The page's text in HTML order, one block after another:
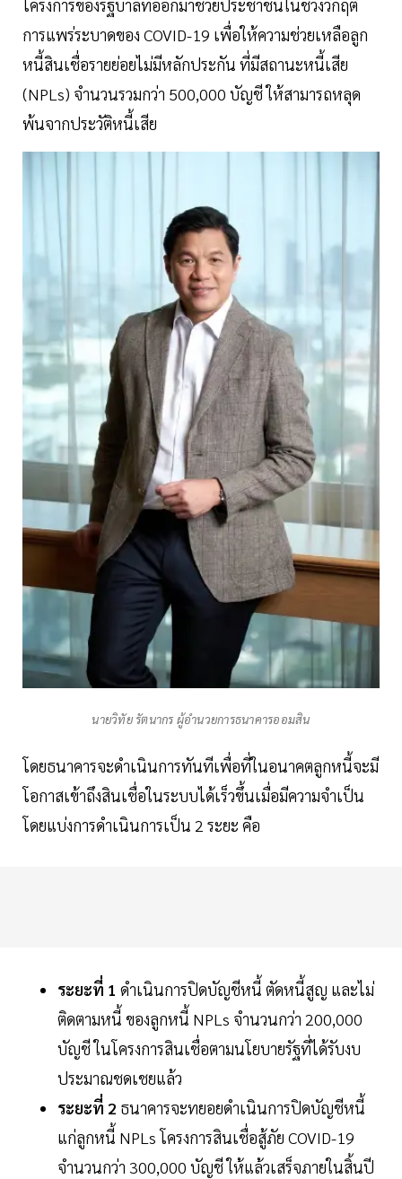
โครงการของรัฐบาลที่ออกมาช่วยประชาชนในช่วงวิกฤติ
การแพร่ระบาดของ COVID-19 เพื่อให้ความช่วยเหลือลูก
หนี้สินเชื่อรายย่อยไม่มีหลักประกัน ที่มีสถานะหนี้เสีย
(NPLs) จำนวนรวมกว่า 500,000 บัญชี ให้สามารถหลุด
พ้นจากประวัติหนี้เสีย
นายวิทัย รัตนากร ผู้อำนวยการธนาคารออมสิน
โดยธนาคารจะดำเนินการทันทีเพื่อที่ในอนาคตลูกหนี้จะมี
โอกาสเข้าถึงสินเชื่อในระบบได้เร็วขึ้นเมื่อมีความจำเป็น
โดยแบ่งการดำเนินการเป็น 2 ระยะ คือ
ระยะที่ 1 ดำเนินการปิดบัญชีหนี้ ตัดหนี้สูญ และไม่
ติดตามหนี้ ของลูกหนี้ NPLs จำนวนกว่า 200,000
บัญชี ในโครงการสินเชื่อตามนโยบายรัฐที่ได้รับงบ
ประมาณชดเชยแล้ว
ระยะที่ 2 ธนาคารจะทยอยดำเนินการปิดบัญชีหนี้
แก่ลูกหนี้ NPLs โครงการสินเชื่อสู้ภัย COVID-19
จำนวนกว่า 300,000 บัญชี ให้แล้วเสร็จภายในสิ้นปี